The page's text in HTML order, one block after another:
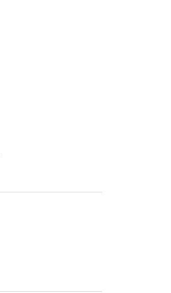
ないトリートメント
配合で、もっとうる